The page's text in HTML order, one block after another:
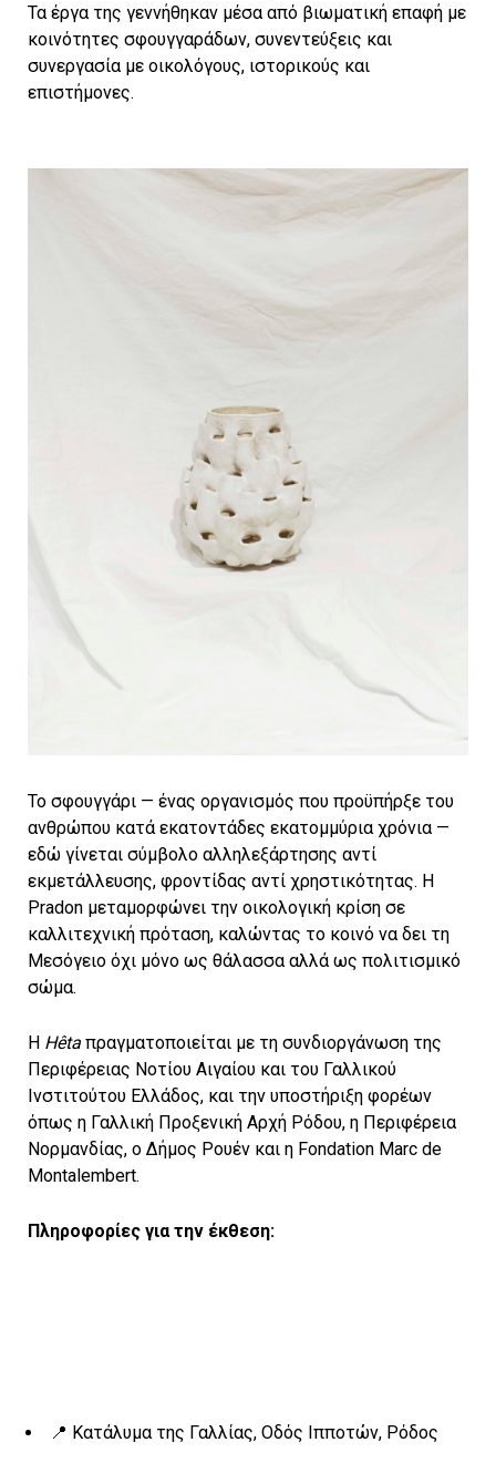
Τα έργα της γεννήθηκαν μέσα από βιωματική επαφή με
κοινότητες σφουγγαράδων, συνεντεύξεις και
συνεργασία με οικολόγους, ιστορικούς και
επιστήμονες.
Το σφουγγάρι — ένας οργανισμός που προϋπήρξε του
ανθρώπου κατά εκατοντάδες εκατομμύρια χρόνια —
εδώ γίνεται σύμβολο αλληλεξάρτησης αντί
εκμετάλλευσης, φροντίδας αντί χρηστικότητας. Η
Pradon μεταμορφώνει την οικολογική κρίση σε
καλλιτεχνική πρόταση, καλώντας το κοινό να δει τη
Μεσόγειο όχι μόνο ως θάλασσα αλλά ως πολιτισμικό
σώμα.
Η Hêta πραγματοποιείται με τη συνδιοργάνωση της
Περιφέρειας Νοτίου Αιγαίου και του Γαλλικού
Ινστιτούτου Ελλάδος, και την υποστήριξη φορέων
όπως η Γαλλική Προξενική Αρχή Ρόδου, η Περιφέρεια
Νορμανδίας, ο Δήμος Ρουέν και η Fondation Marc de
Montalembert.
Πληροφορίες για την έκθεση:
📍 Κατάλυμα της Γαλλίας, Οδός Ιπποτών, Ρόδος